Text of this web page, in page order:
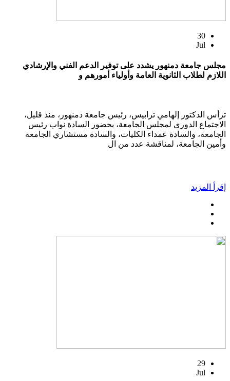
30
Jul
مجلس جامعة دمنهور يشدد على توفير الدعم الفني والإرشادي
اللازم لطلاب الثانوية العامة وأولياء أمورهم و
ترأس الدكتور إلهامي ترابيس، رئيس جامعة دمنهور، منذ قليل،
الاجتماع الدورى لمجلس الجامعة، بحضور السادة نواب رئيس
الجامعة، والسادة عمداء الكليات، والسادة مستشاري الجامعة
وأمين الجامعة، لمناقشة عدد من ال
إقرأ المزيد
29
Jul